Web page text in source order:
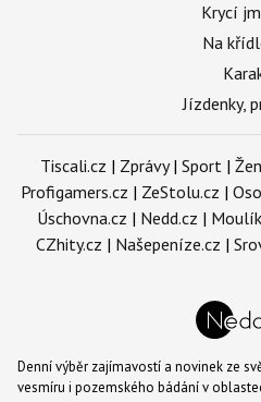
Krycí
Na
Jízdenky,
Tiscali.cz | Zprávy| Sport |
Profigamers.cz | ZeStolu.cz |
Úschovna.cz | Nedd.cz |
CZhity.cz | Našepeníze.cz |
Denní výběr zajímavostí a novinek ze
vesmíru i pozemského bádání v